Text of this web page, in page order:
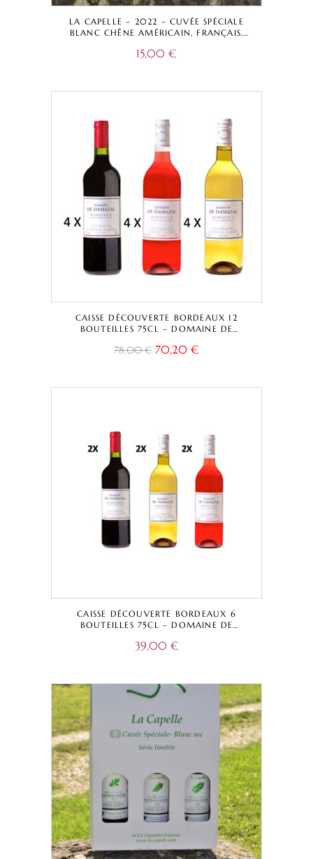
LA CAPELLE – 2022 – CUVÉE SPÉCIALE
BLANC CHÊNE AMÉRICAIN, FRANÇAIS,
15,00 €
CAISSE DÉCOUVERTE BORDEAUX 12
BOUTEILLES 75CL – DOMAINE DE
A.O.C.
78,00€ 70,20 €
CAISSE DÉCOUVERTE BORDEAUX 6
BOUTEILLES 75CL – DOMAINE DE
BORDEAUX A.O.C.
39,00 €